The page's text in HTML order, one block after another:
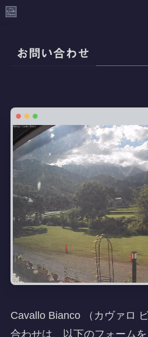
お問い合わせ
Cavallo Bianco （カヴァロ
合わせは、以下のフォーム